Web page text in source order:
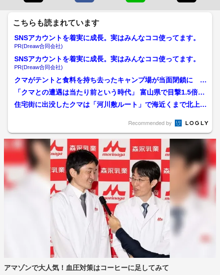
こちらも読まれています
SNSアカウントを着実に成長。実はみんなココ使ってます。
PR(Dreaw合同会社)
SNSアカウントを着実に成長。実はみんなココ使ってます。
PR(Dreaw合同会社)
クマがテントと食料を持ち去ったキャンプ場が当面閉鎖に 専
門家「テント内に食べ物を...
「クマとの遭遇は当たり前という時代」 富山県で目撃1.5倍
に、この秋クマ大量出没...
住宅街に出没したクマは「河川敷ルート」で海近くまで北上
Recommended by
アマゾンで大人気！血圧対策はコーヒーに足してみて